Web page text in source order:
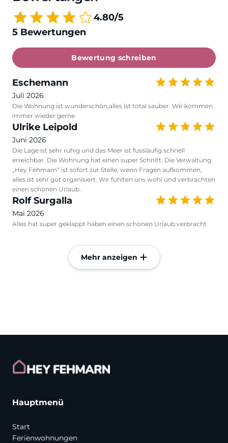
4.80/5
5 Bewertungen
Bewertung schreiben
Eschemann
Juli 2026
Die Wohnung ist wunderschön,alles ist total sauber. Wir kommen
immer wieder gerne
Ulrike Leipold
Juni 2026
Die Lage ist sehr ruhig und das Meer ist fussläufig schnell
erreichbar. Die Wohnung hat einen super Schnitt. Die Verwaltung
„Hey Fehmarn“ ist sofort zur Stelle, wenn Fragen aufkommen,
alles ist sehr gut organisiert. Wir fühlten uns wohl und verbrachten
einen schönen Urlaub.
Rolf Surgalla
Mai 2026
Alles hat super geklappt haben einen schönen Urlaub verbracht
Mehr anzeigen
Hauptmenü
Start
Ferienwohnungen